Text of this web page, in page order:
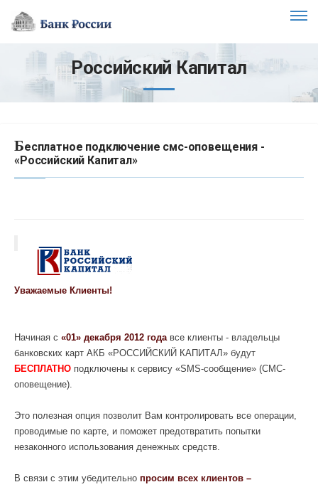
Российский Капитал
Бесплатное подключение смс-оповещения -
«Российский Капитал»
Уважаемые Клиенты!
Начиная с «01» декабря 2012 года все клиенты - владельцы
банковских карт АКБ «РОССИЙСКИЙ КАПИТАЛ» будут
БЕСПЛАТНО подключены к сервису «SMS-сообщение» (СМС-
оповещение).
Это полезная опция позволит Вам контролировать все операции,
проводимые по карте, и поможет предотвратить попытки
незаконного использования денежных средств.
В связи с этим убедительно просим всех клиентов –